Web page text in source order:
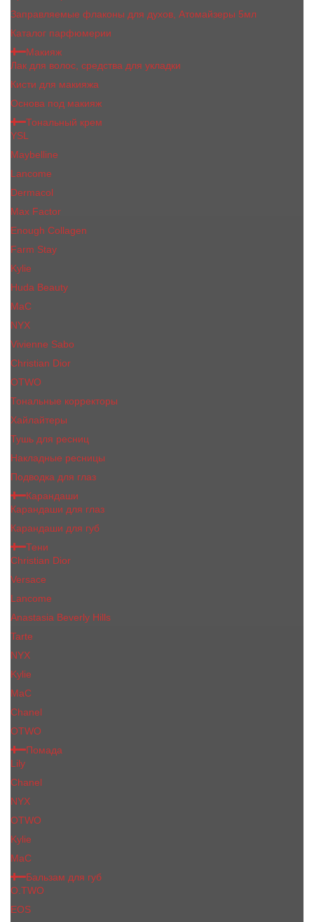
Заправляемые флаконы для духов, Атомайзеры 5мл
Каталог парфюмерии
Макияж
Лак для волос, средства для укладки
Кисти для макияжа
Основа под макияж
Тональный крем
YSL
Maybelline
Lancome
Dermacol
Max Factor
Enough Collagen
Farm Stay
Kylie
Huda Beauty
МаС
NYX
Vivienne Sabo
Сhristiаn Diоr
OTWO
Тональные корректоры
Хайлайтеры
Тушь для ресниц
Накладные ресницы
Подводка для глаз
Карандаши
Карандаши для глаз
Карандаши для губ
Тени
Christian Dior
Versace
Lancome
Anastasia Beverly Hills
Tarte
NYX
Kylie
MaC
Сhanеl
OTWO
Помада
Lily
Chanel
NYX
OTWO
Kylie
МаС
Бальзам для губ
O.TWO
EOS